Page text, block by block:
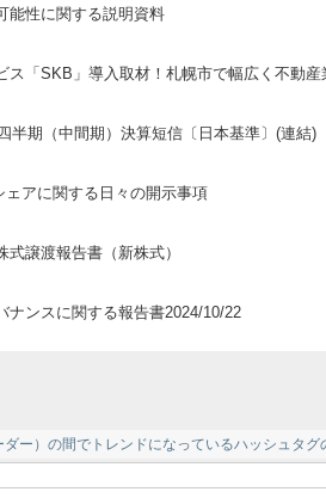
能性に関する説明資料
ス「SKB」導入取材！札幌市で幅広く不動
半期（中間期）決算短信〔日本基準〕(連結)
ェアに関する日々の開示事項
譲渡報告書（新株式）
ナンスに関する報告書2024/10/22
ップ人材を事業成長の力に変え人材不足問
ダー）の間でトレンドになっているハッシュ